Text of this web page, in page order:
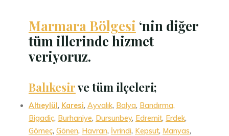
Marmara Bölgesi ‘nin diğer
tüm illerinde hizmet
veriyoruz.
Balıkesirve tüm ilçeleri;
Altıeylül, Karesi,Ayvalık, Balya, Bandırma,
Bigadiç, Burhaniye, Dursunbey, Edremit, Erdek,
Gömeç,Gönen, Havran, İvrindi, Kepsut, Manyas,